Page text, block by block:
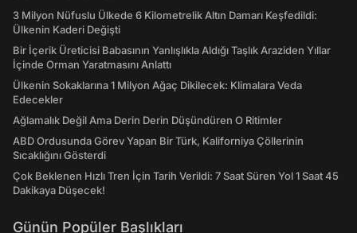
3 Milyon Nüfuslu Ülkede 6 Kilometrelik Altın Damarı Keşfedildi:
Ülkenin Kaderi Değişti
Bir İçerik Üreticisi Babasının Yanlışlıkla Aldığı Taşlık Araziden Yıllar
İçinde Orman Yaratmasını Anlattı
Ülkenin Sokaklarına 1 Milyon Ağaç Dikilecek: Klimalara Veda
Edecekler
Ağlamalık Değil Ama Derin Derin Düşündüren O Ritimler
ABD Ordusunda Görev Yapan Bir Türk, Kaliforniya Çöllerinin
Sıcaklığını Gösterdi
Çok Beklenen Hızlı Tren İçin Tarih Verildi: 7 Saat Süren Yol 1 Saat 45
Dakikaya Düşecek!
Günün Popüler Başlıkları